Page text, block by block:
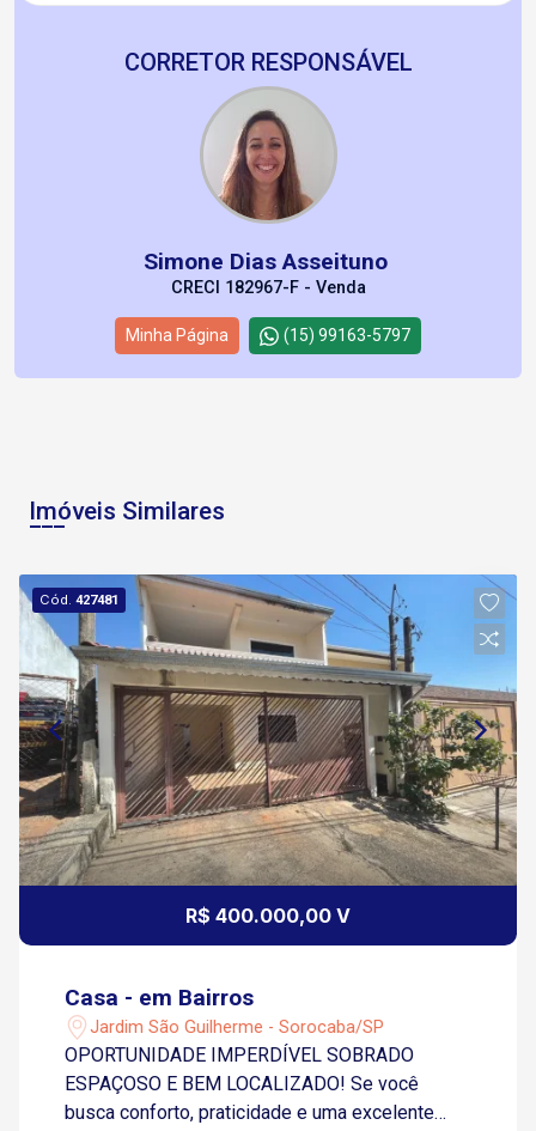
CORRETOR RESPONSÁVEL
Simone Dias Asseituno
CRECI 182967-F - Venda
Minha Página (15) 99163-5797
Imóveis Similares
Cód.427481
R$ 400.000,00 V
Casa - em Bairros
Jardim São Guilherme - Sorocaba/SP
OPORTUNIDADE IMPERDÍVEL SOBRADO
ESPAÇOSO E BEM LOCALIZADO! Se você
busca conforto, praticidade e uma excelente